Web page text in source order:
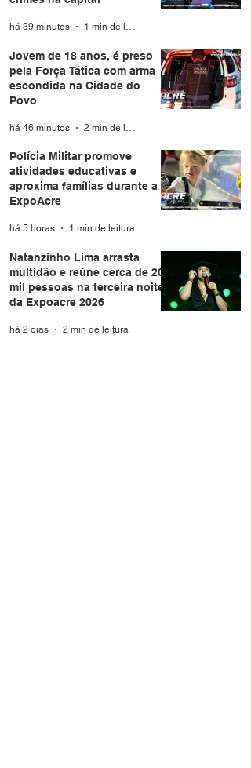
há 39 minutos 1 min de leitura
Jovem de 18 anos, é preso
pela Força Tática com arma
escondida na Cidade do
Povo
há 46 minutos 2 min de leitura
Polícia Militar promove
atividades educativas e
aproxima famílias durante a
ExpoAcre
há 5 horas 1 min de leitura
Natanzinho Lima arrasta
multidão e reúne cerca de 20
mil pessoas na terceira noite
da Expoacre 2026
há 2 dias 2 min de leitura